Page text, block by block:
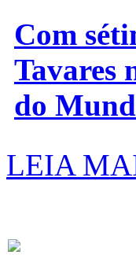
Com
Tavares
do
LEIA